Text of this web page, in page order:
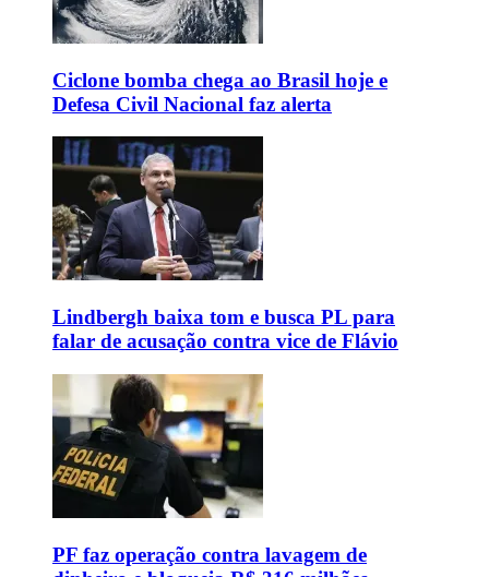
Ciclone bomba chega ao Brasil hoje e
Defesa Civil Nacional faz alerta
Lindbergh baixa tom e busca PL para
falar de acusação contra vice de Flávio
PF faz operação contra lavagem de